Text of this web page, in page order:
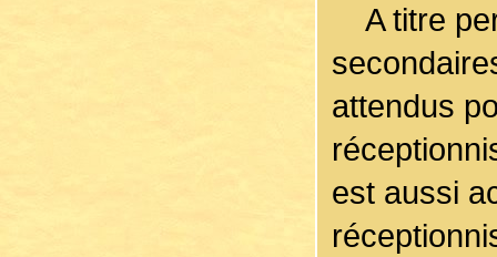
A titre
attendus
est aussi